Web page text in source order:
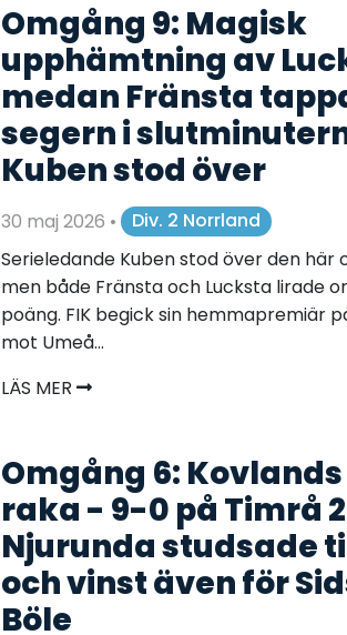
Omgång 9: Magisk
upphämtning av
medan Fränsta
segern i
Kuben stod över
30 maj 2026 •
Div. 2 Norrland
Serieledande Kuben stod över den här
men både Fränsta och Lucksta lirade
poäng. FIK begick sin hemmapremiär
mot Umeå...
LÄS MER
Omgång 6:
raka - 9-0 på Timrå
Njurunda studsade
och vinst även för
Böle